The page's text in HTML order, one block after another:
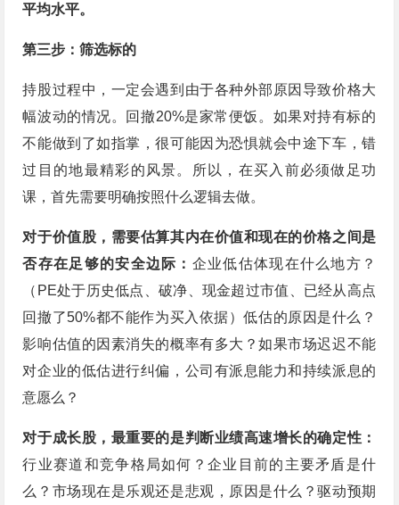
平均水平。
第三步：筛选标的
持股过程中，一定会遇到由于各种外部原因导致价格大
幅波动的情况。回撤20%是家常便饭。如果对持有标的
不能做到了如指掌，很可能因为恐惧就会中途下车，错
过目的地最精彩的风景。所以，在买入前必须做足功
课，首先需要明确按照什么逻辑去做。
对于价值股，需要估算其内在价值和现在的价格之间是
否存在足够的安全边际： 企业低估体现在什么地方？
（PE处于历史低点、破净、现金超过市值、已经从高点
回撤了50%都不能作为买入依据）低估的原因是什么？
影响估值的因素消失的概率有多大？如果市场迟迟不能
对企业的低估进行纠偏，公司有派息能力和持续派息的
意愿么？
对于成长股，最重要的是判断业绩高速增长的确定性：
行业赛道和竞争格局如何？企业目前的主要矛盾是什
么？市场现在是乐观还是悲观，原因是什么？驱动预期